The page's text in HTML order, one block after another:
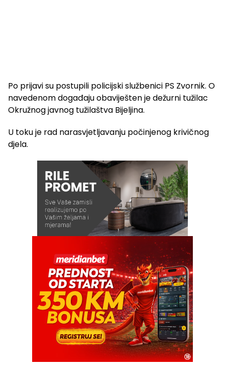
Po prijavi su postupili policijski službenici PS Zvornik. O
navedenom događaju obaviješten je dežurni tužilac
Okružnog javnog tužilaštva Bijeljina.
U toku je rad narasvjetljavanju počinjenog krivičnog
djela.